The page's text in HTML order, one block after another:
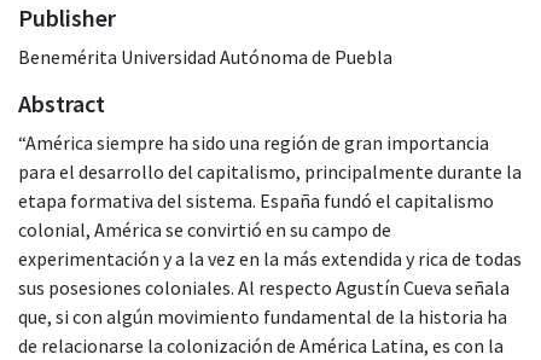
Publisher
Benemérita Universidad Autónoma de Puebla
Abstract
“América siempre ha sido una región de gran importancia
para el desarrollo del capitalismo, principalmente durante la
etapa formativa del sistema. España fundó el capitalismo
colonial, América se convirtió en su campo de
experimentación y a la vez en la más extendida y rica de todas
sus posesiones coloniales. Al respecto Agustín Cueva señala
que, si con algún movimiento fundamental de la historia ha
de relacionarse la colonización de América Latina, es con la